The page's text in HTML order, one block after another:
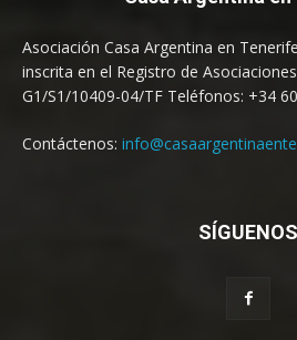
Asociación Casa Argentina en
inscrita en el Registro de
G1/S1/10409-04/TF Teléfonos: +34
Contáctenos:
SÍGUENOS